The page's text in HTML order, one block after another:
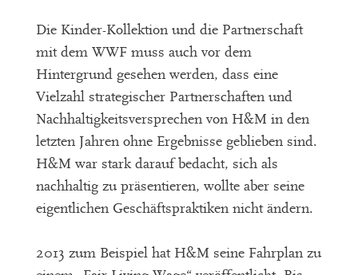
Die Kinder-Kollektion und die Partnerschaft
mit dem WWF muss auch vor dem
Hintergrund gesehen werden, dass eine
Vielzahl strategischer Partnerschaften und
Nachhaltigkeitsversprechen von H&M in den
letzten Jahren ohne Ergebnisse geblieben sind.
H&M war stark darauf bedacht, sich als
nachhaltig zu präsentieren, wollte aber seine
eigentlichen Geschäftspraktiken nicht ändern.
2013 zum Beispiel hat H&M seine Fahrplan zu